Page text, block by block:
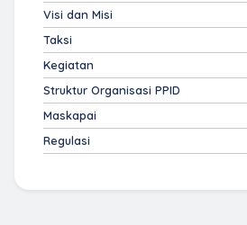
Visi dan Misi
Taksi
Kegiatan
Struktur Organisasi PPID
Maskapai
Regulasi